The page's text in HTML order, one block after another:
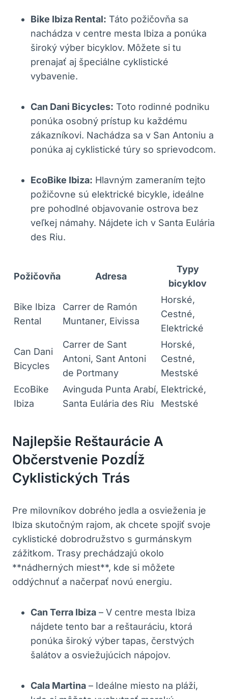
Bike Ibiza Rental: Táto požičovňa sa
nachádza v centre mesta Ibiza a ponúka
široký výber bicyklov. Môžete si tu
prenajať aj špeciálne cyklistické
vybavenie.
Can Dani Bicycles: Toto rodinné podniku
ponúka osobný prístup ku každému
zákazníkovi. Nachádza sa v San Antoniu a
ponúka aj cyklistické túry so sprievodcom.
EcoBike Ibiza: Hlavným zameraním tejto
požičovne sú elektrické bicykle, ideálne
pre pohodlné objavovanie ostrova bez
veľkej námahy. Nájdete ich v Santa Eulária
des Riu.
Požičovňa Adresa
Typy
bicyklov
Bike Ibiza
Rental
Carrer de Ramón
Muntaner, Eivissa
Horské,
Cestné,
Elektrické
Can Dani
Bicycles
Carrer de Sant
Antoni, Sant Antoni
de Portmany
Horské,
Cestné,
Mestské
EcoBike
Ibiza
Avinguda Punta Arabí,
Santa Eulária des Riu
Elektrické,
Mestské
Najlepšie Reštaurácie A
Občerstvenie Pozdĺž
Cyklistických Trás
Pre milovníkov dobrého jedla a osvieženia je
Ibiza skutočným rajom, ak chcete spojiť svoje
cyklistické dobrodružstvo s gurmánskym
zážitkom. Trasy prechádzajú okolo
**nádherných miest**, kde si môžete
oddýchnuť a načerpať novú energiu.
Can Terra Ibiza – V centre mesta Ibiza
nájdete tento bar a reštauráciu, ktorá
ponúka široký výber tapas, čerstvých
šalátov a osviežujúcich nápojov.
Cala Martina – Ideálne miesto na pláži,